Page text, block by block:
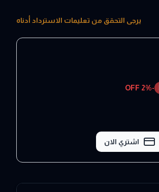
يرجى التحقق من تعليمات الاسترداد أدناه
-
2% OFF
اشتري الان